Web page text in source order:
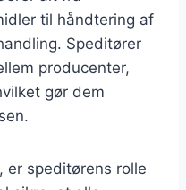
til håndtering af
Speditører
producenter,
gør dem
er speditørens rolle